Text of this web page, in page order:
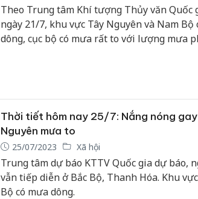
Theo Trung tâm Khí tượng Thủy văn Quốc
ngày 21/7, khu vực Tây Nguyên và Nam
dông, cục bộ có mưa rất to với lượng mưa
Thời tiết hôm nay 25/7: Nắng nóng
Nguyên mưa to
25/07/2023 Xã hội
Trung tâm dự báo KTTV Quốc gia dự báo,
vẫn tiếp diễn ở Bắc Bộ, Thanh Hóa. Khu
Bộ có mưa dông.